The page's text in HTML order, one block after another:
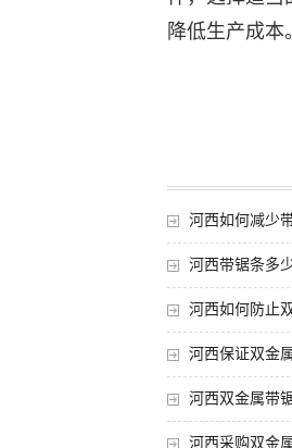
降低生产成本。
河西如何减少
河西带锯条多
河西如何防止
河西保证双金
河西双金属带
河西采购双金